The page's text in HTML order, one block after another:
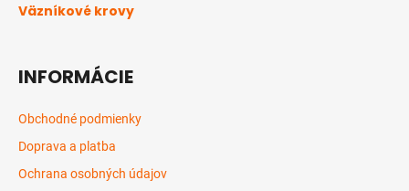
Väzníkové krovy
INFORMÁCIE
Obchodné podmienky
Doprava a platba
Ochrana osobných údajov